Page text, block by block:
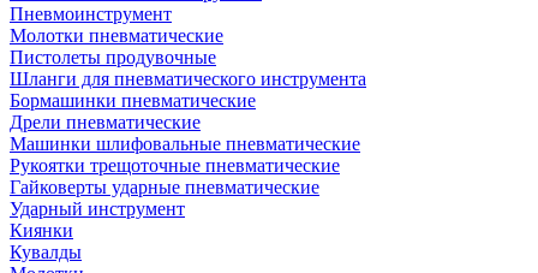
Пневмоинструмент
Молотки пневматические
Пистолеты продувочные
Шланги для пневматического инструмента
Бормашинки пневматические
Дрели пневматические
Машинки шлифовальные пневматические
Рукоятки трещоточные пневматические
Гайковерты ударные пневматические
Ударный инструмент
Киянки
Кувалды